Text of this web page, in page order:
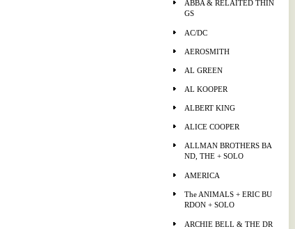
ABBA & RELAITED THIN
GS
AC/DC
AEROSMITH
AL GREEN
AL KOOPER
ALBERT KING
ALICE COOPER
ALLMAN BROTHERS BA
ND, THE + SOLO
AMERICA
The ANIMALS + ERIC BU
RDON + SOLO
ARCHIE BELL & THE DR